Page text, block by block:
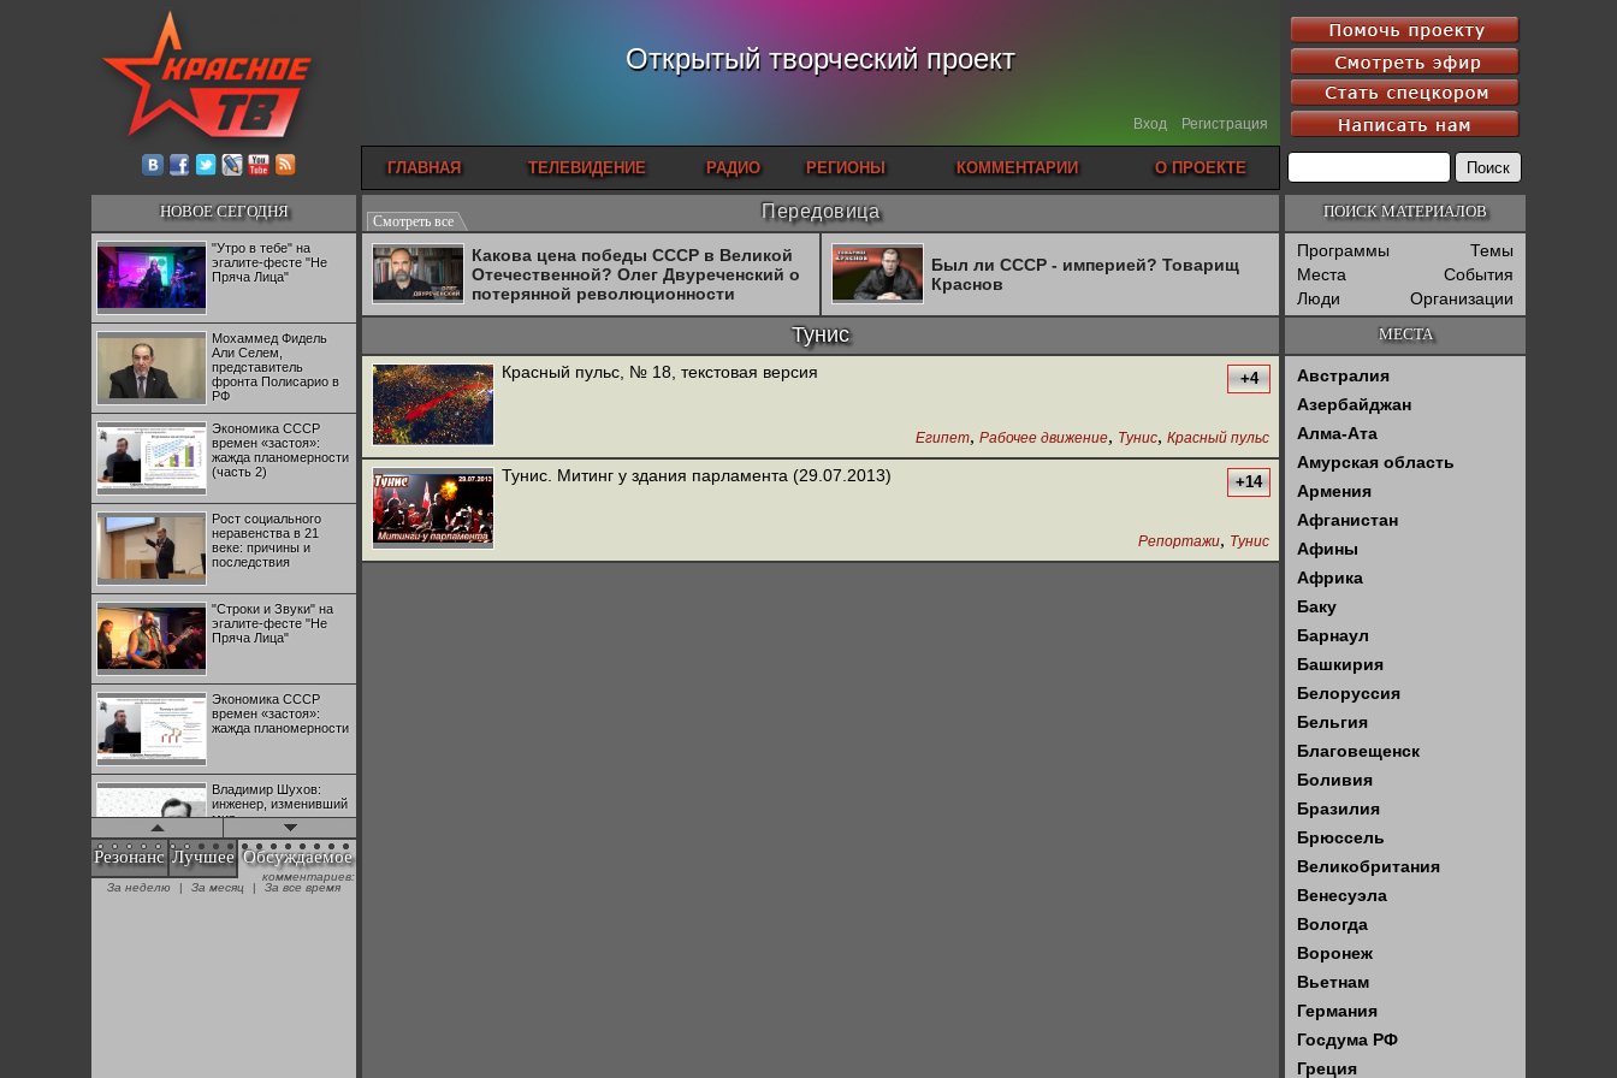
Открытый творческий проект
Вход Регистрация
ГЛАВНАЯ ТЕЛЕВИДЕНИЕ РАДИО РЕГИОНЫ КОММЕНТАРИИ О ПРОЕКТЕ
НОВОЕ СЕГОДНЯ
"Утро в тебе" на
эгалите-фесте "Не
Пряча Лица"
Мохаммед Фидель
Али Селем,
представитель
фронта Полисарио в
РФ
Экономика СССР
времен «застоя»:
жажда планомерности
(часть 2)
Рост социального
неравенства в 21
веке: причины и
последствия
"Строки и Звуки" на
эгалите-фесте "Не
Пряча Лица"
Экономика СССР
времен «застоя»:
жажда планомерности
Владимир Шухов:
инженер, изменивший
мир
"Аркадий Коц" на
эгалите-фесте "Не
Резонанс Лучшее Обсуждаемое
комментариев:
За неделю
| За месяц | За все время
Передовица
Смотреть все
Какова цена победы СССР в Великой
Отечественной? Олег Двуреченский о
потерянной революционности
Был ли СССР - империей? Товарищ
Краснов
Тунис
Красный пульс, № 18, текстовая версия +4
Египет, Рабочее движение, Тунис, Красный пульс
Тунис. Митинг у здания парламента (29.07.2013) +14
Репортажи, Тунис
ПОИСК МАТЕРИАЛОВ
Программы
Темы
Места
События
Люди
Организации
МЕСТА
Австралия
Азербайджан
Алма-Ата
Амурская область
Армения
Афганистан
Афины
Африка
Баку
Барнаул
Башкирия
Белоруссия
Бельгия
Благовещенск
Боливия
Бразилия
Брюссель
Великобритания
Венесуэла
Вологда
Воронеж
Вьетнам
Германия
Госдума РФ
Греция